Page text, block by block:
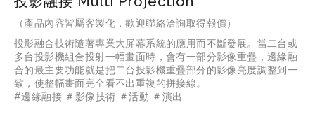
（產品內容皆屬客製化，歡迎聯絡洽詢取得報價）
投影融合技術隨著專業大屏幕系統的應用而不斷發展。當二台或
多台投影機組合投射一幅畫面時，會有一部分影像重疊，邊緣融
合的最主要功能就是把二台投影機重疊部分的影像亮度調整到一
致，使整幅畫面完全看不出重複的拼接線。
#邊緣融接 ＃影像技術 ＃活動 ＃演出